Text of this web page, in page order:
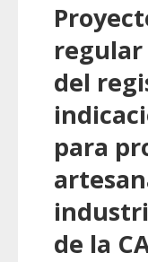
regular
del
para
de la